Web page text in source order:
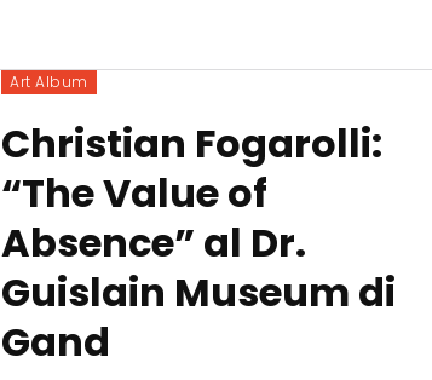
Art Album
Christian Fogarolli:
“The Value of
Absence” al Dr.
Guislain Museum di
Gand